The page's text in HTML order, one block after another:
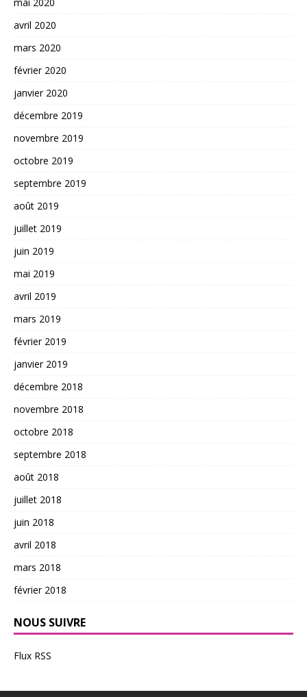
avril 2020
mars 2020
février 2020
janvier 2020
décembre 2019
novembre 2019
octobre 2019
septembre 2019
août 2019
juillet 2019
juin 2019
mai 2019
avril 2019
mars 2019
février 2019
janvier 2019
décembre 2018
novembre 2018
octobre 2018
septembre 2018
août 2018
juillet 2018
juin 2018
avril 2018
mars 2018
février 2018
NOUS SUIVRE
Flux RSS